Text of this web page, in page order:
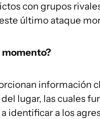
con grupos
último ataque
momento?
información
lugar, las cuales
identificar a los